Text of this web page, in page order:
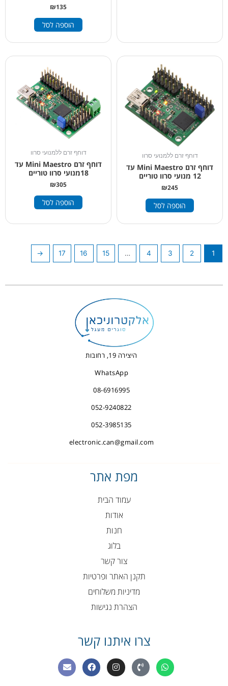
₪135
הוספה לסל
דוחף זרם ללמנועי סרוו
דוחף זרם Mini Maestro עד
12 מנועי סרוו טוריים
₪245
הוספה לסל
דוחף זרם ללמנועי סרוו
דוחף זרם Mini Maestro עד
18מנועי סרוו טוריים
₪305
הוספה לסל
1
2
3
4
…
15
16
17
←
היצירה 19, רחובות
WhatsApp
08-6916995
052-9240822
052-3985135
electronic.can@gmail.com
מפת אתר
עמוד הבית
אודות
חנות
בלוג
צור קשר
תקנן האתר ופרטיות
מדיניות משלוחים
הצהרת נגישות
צרו איתנו קשר
W
h
a
P
h
o
I
n
s
F
a
c
E
n
v